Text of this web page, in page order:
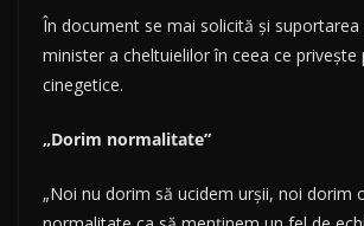
În document se mai solicită şi suportarea
minister a cheltuielilor în ceea ce
cinegetice.
„Dorim normalitate”
„Noi nu dorim să ucidem urşii, noi dorim